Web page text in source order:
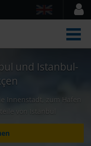
und Istanbul-
Innenstadt, zum Hafen
von Istanbul